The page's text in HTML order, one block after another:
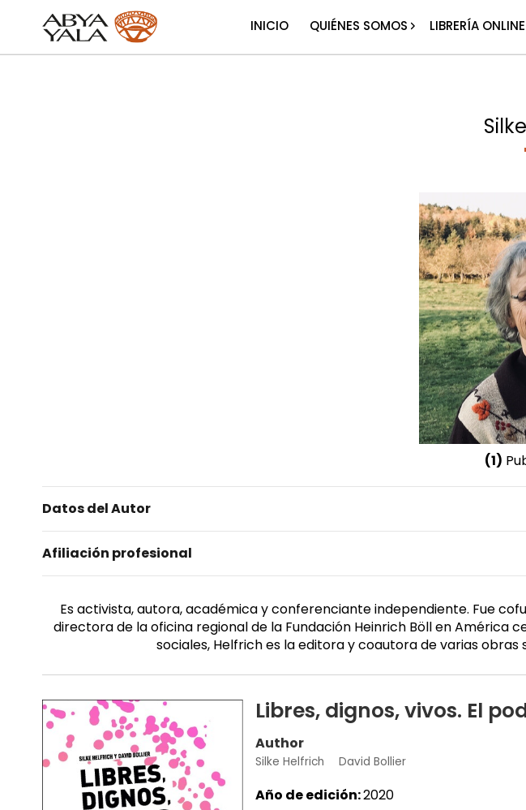
INICIO QUIÉNES SOMOS LIBRERÍA ONLINE
(1)
Datos del Autor
Afiliación profesional
Es activista, autora, académica y conferenciante independiente. Fue
directora de la oficina regional de la Fundación Heinrich Böll en América
sociales, Helfrich es la editora y coautora de varias
Libres, dignos, vivos. El
Author
Silke Helfrich David Bollier
Año de edición:2020